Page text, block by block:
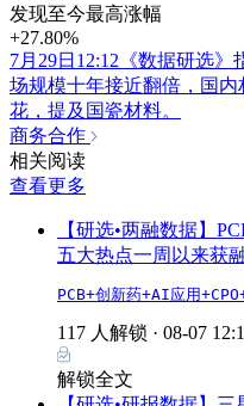
发现至今最高涨幅
+27.80%
7月29日12:12《数据研选
场规模十年接近翻倍，国
花，提及国瓷材料。
商务合作
相关阅读
查看更多
【研选•两融数据】
五大热点一周以来获
PCB+创新药+AI应用
117 人解锁 · 08-07
解锁全文